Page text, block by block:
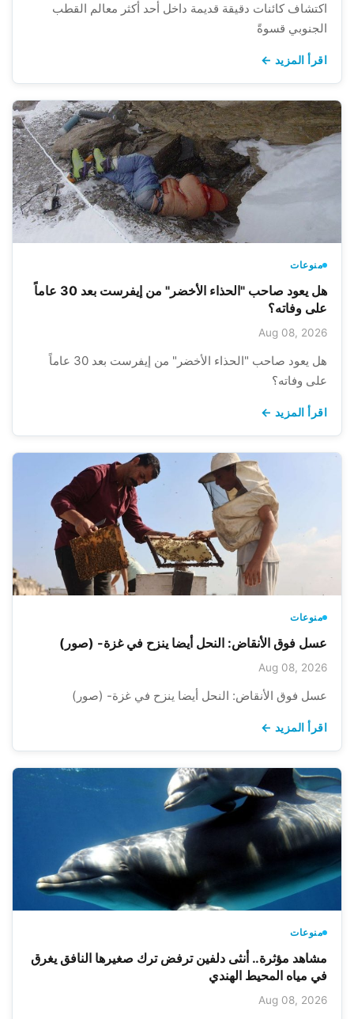
اكتشاف كائنات دقيقة قديمة داخل أحد أكثر معالم القطب
الجنوبي قسوةً
اقرأ المزيد ←
منوعات
هل يعود صاحب "الحذاء الأخضر" من إيفرست بعد 30 عاماً
على وفاته؟
Aug 08, 2026
هل يعود صاحب "الحذاء الأخضر" من إيفرست بعد 30 عاماً
على وفاته؟
اقرأ المزيد ←
منوعات
عسل فوق الأنقاض: النحل أيضا ينزح في غزة- (صور)
Aug 08, 2026
عسل فوق الأنقاض: النحل أيضا ينزح في غزة- (صور)
اقرأ المزيد ←
منوعات
مشاهد مؤثرة.. أنثى دلفين ترفض ترك صغيرها النافق يغرق
في مياه المحيط الهندي
Aug 08, 2026